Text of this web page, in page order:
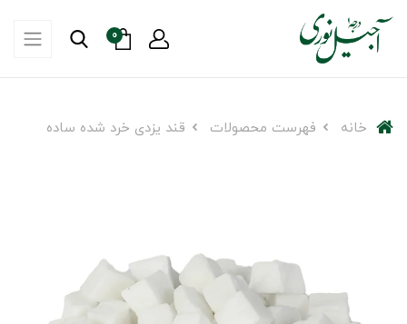
0
خانه فهرست محصولات قند یزدی خرد شده ساده